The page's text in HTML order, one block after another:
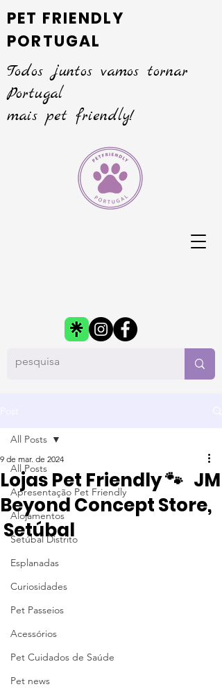
PET FRIENDLY
PORTUGAL
Todos juntos vamos tornar
Portugal
mais pet friendly!
All Posts
Apresentação Pet Friendly
Alojamentos
Setúbal Distrito
Esplanadas
Curiosidades
Pet Passeios
Acessórios
Pet Cuidados de Saúde
Pet news
All Posts
Lojas Pet Friendly 🐾 JM
Beyond Concept Store,
Setúbal
9 de mar. de 2024